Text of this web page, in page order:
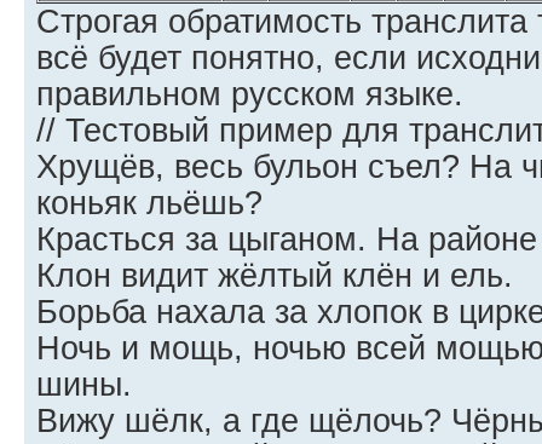
Строгая обратимость
всё будет понятно, если
правильном русском языке.
// Тестовый пример для
Хрущёв, весь бульон съел? На
коньяк льёшь?
Красться за цыганом. На
Клон видит жёлтый клён и ель.
Борьба нахала за хлопок в
Ночь и мощь, ночью всей
шины.
Вижу шёлк, а где щёлочь?